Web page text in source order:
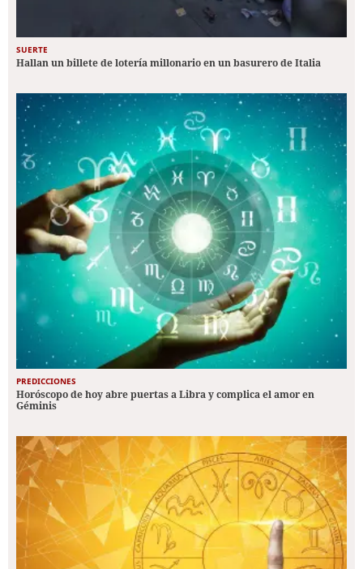
SUERTE
Hallan un billete de lotería millonario en un basurero de Italia
PREDICCIONES
Horóscopo de hoy abre puertas a Libra y complica el amor en
Géminis